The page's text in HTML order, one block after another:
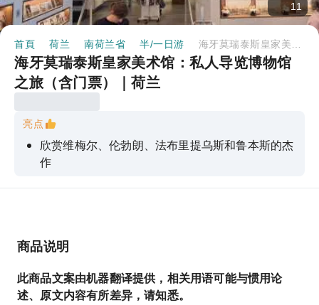
11
首頁 荷兰 南荷兰省 半/一日游
海牙莫瑞泰斯皇家美术馆：私人导览博物馆
之旅（含门票）｜荷兰
亮点
欣赏维梅尔、伦勃朗、法布里提乌斯和鲁本斯的杰
作
跟随博学的导游了解17世纪荷兰的艺术和文化。
享受轻松、个人化的节奏，并有充足的时间提问。
商品说明
此商品文案由机器翻译提供，相关用语可能与惯用论
述、原文内容有所差异，请知悉。